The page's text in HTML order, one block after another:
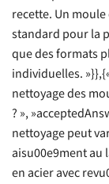
recette. Un moule
standard pour la
que des formats
individuelles.
nettoyage des
? »,
nettoyage peut
aisu00e9ment au
en acier avec